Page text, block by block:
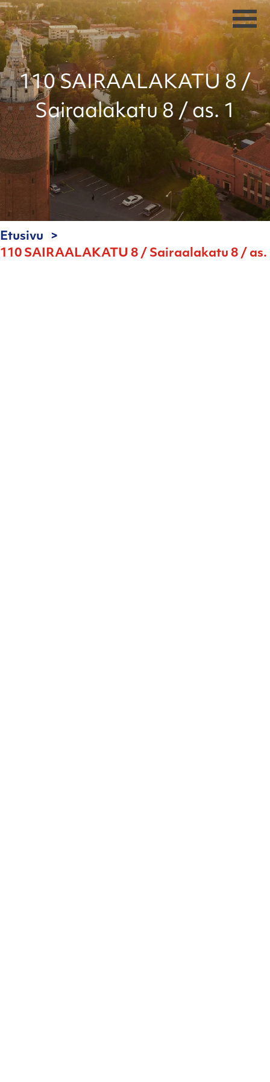
110 SAIRAALAKATU 8 /
Sairaalakatu 8 / as. 1
Etusivu
110 SAIRAALAKATU 8 / Sairaalakatu 8 / as.